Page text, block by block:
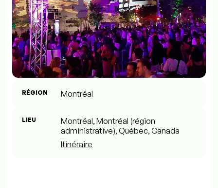
RÉGION Montréal
LIEU
Montréal, Montréal (région
administrative), Québec, Canada
Itinéraire